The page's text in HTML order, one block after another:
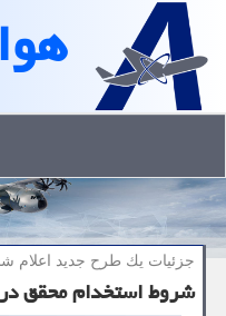
جزئیات یك طرح جدید اعلام
شروط استخدام محقق